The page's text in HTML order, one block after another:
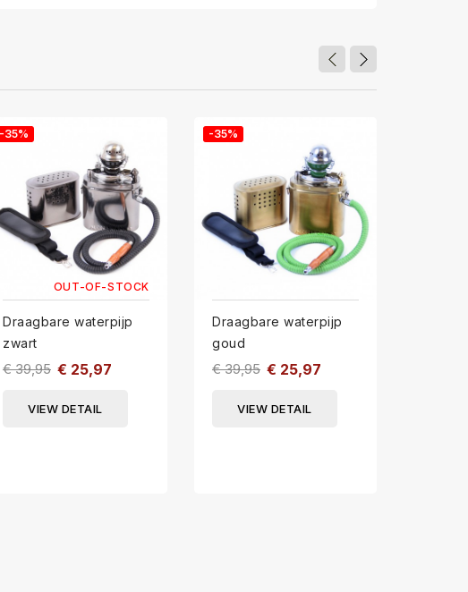
-35%
OUT-OF-STOCK
Draagbare waterpijp
zwart
€ 39,95 € 25,97
VIEW DETAIL
-35%
Draagbare waterpijp
goud
€ 39,95 € 25,97
VIEW DETAIL